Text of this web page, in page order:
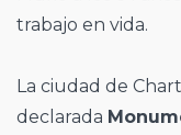
trabajo en vida.
La ciudad de
declarada